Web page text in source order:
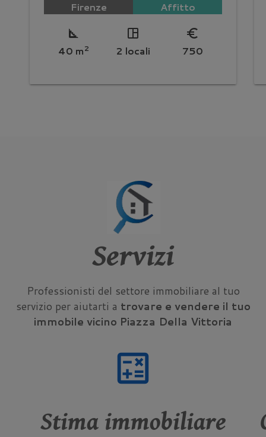
Firenze Affitto
square_foot
40 m2
space_dashboard
2 locali
euro_symbol
750
Servizi
Professionisti del settore immobiliare al tuo
servizio per aiutarti a trovare e vendere il tuo
immobile vicino Piazza Della Vittoria
calculate
Stima immobiliare